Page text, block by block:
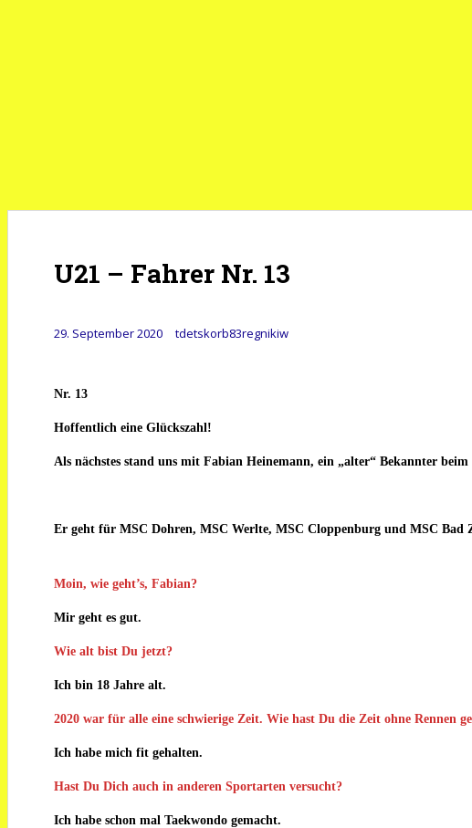
U21 – Fahrer Nr. 13
29. September 2020 tdetskorb83regnikiw
Nr. 13
Hoffentlich eine Glückszahl!
Als nächstes stand uns mit Fabian Heinemann, ein „alter“ Bekannter
Er geht für MSC Dohren, MSC Werlte, MSC Cloppenburg und MSC Bad
Moin, wie geht’s, Fabian?
Mir geht es gut.
Wie alt bist Du jetzt?
Ich bin 18 Jahre alt.
2020 war für alle eine schwierige Zeit. Wie hast Du die Zeit ohne Rennen
Ich habe mich fit gehalten.
Hast Du Dich auch in anderen Sportarten versucht?
Ich habe schon mal Taekwondo gemacht.